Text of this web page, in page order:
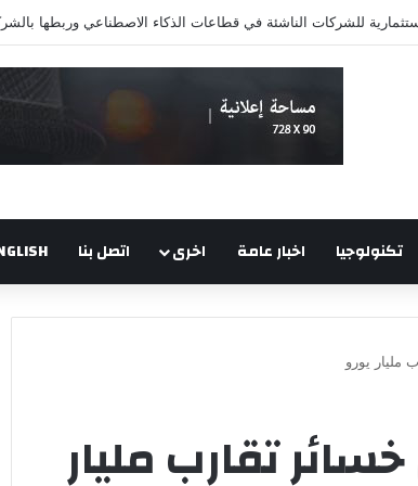
تكنولوجيا اخبار عامة اخرى اتصل بنا
مليار يورو
تقارب مليار